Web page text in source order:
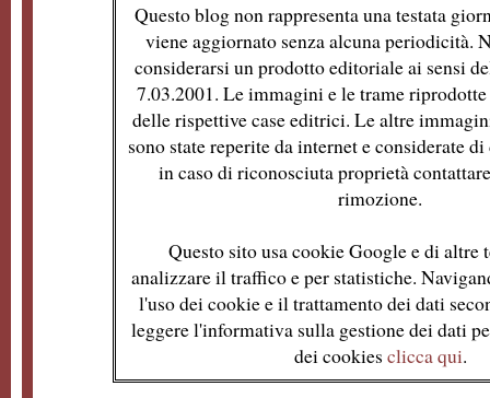
Questo blog non rappresenta una testata
viene aggiornato senza alcuna periodicità.
considerarsi un prodotto editoriale ai sensi
7.03.2001. Le immagini e le trame
delle rispettive case editrici. Le altre
sono state reperite da internet e considerate
in caso di riconosciuta proprietà
rimozione.
Questo sito usa cookie Google e di altre
analizzare il traffico e per statistiche.
l'uso dei cookie e il trattamento dei dati
leggere l'informativa sulla gestione dei dati
dei cookies clicca qui.